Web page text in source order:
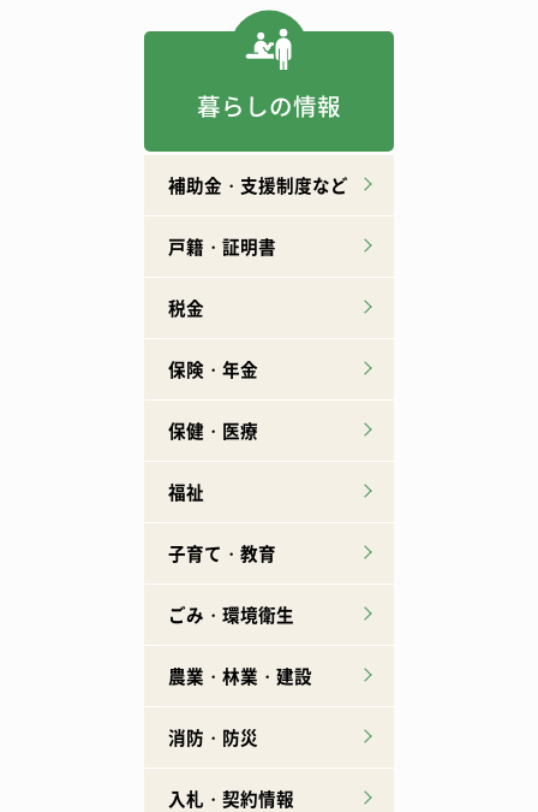
暮らしの情報
補助金・支援制度など
戸籍・証明書
税金
保険・年金
保健・医療
福祉
子育て・教育
ごみ・環境衛生
農業・林業・建設
消防・防災
入札・契約情報